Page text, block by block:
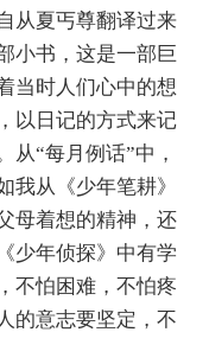
从夏丐尊翻译过来
小书，这是一部巨
当时人们心中的想
以日记的方式来记
从“每月例话”中，
我从《少年笔耕》
母着想的精神，还
少年侦探》中有学
不怕困难，不怕疼
的意志要坚定，不